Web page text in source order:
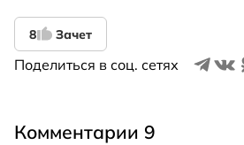
8 Зачет
Поделиться в соц. сетях
Комментарии 9